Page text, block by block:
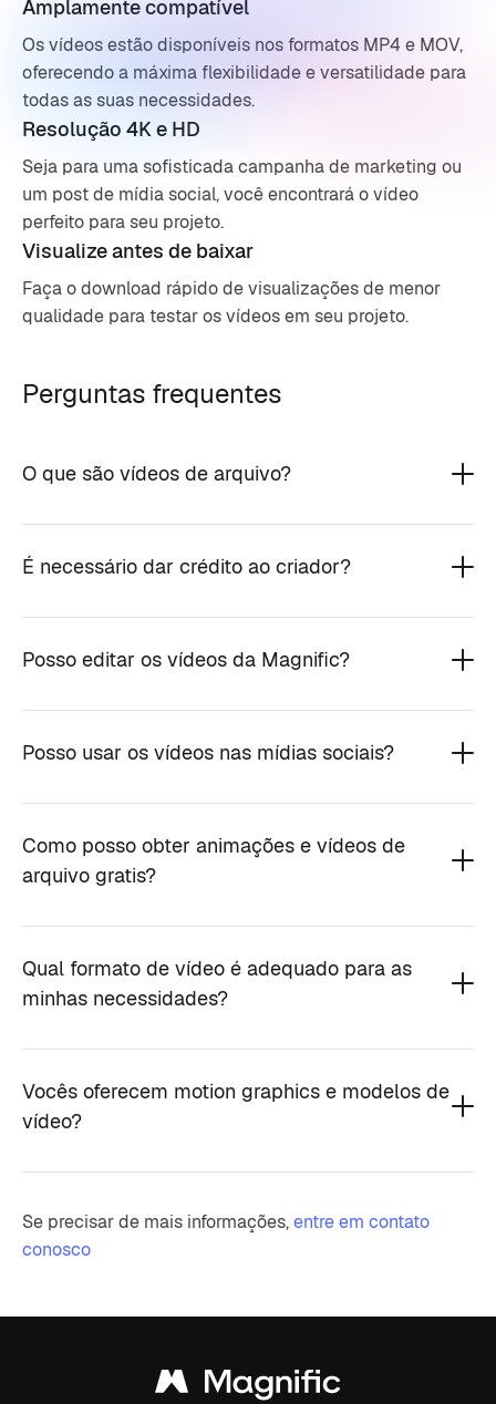
Amplamente compatível
Os vídeos estão disponíveis nos formatos MP4 e MOV,
oferecendo a máxima flexibilidade e versatilidade para
todas as suas necessidades.
Resolução 4K e HD
Seja para uma sofisticada campanha de marketing ou
um post de mídia social, você encontrará o vídeo
perfeito para seu projeto.
Visualize antes de baixar
Faça o download rápido de visualizações de menor
qualidade para testar os vídeos em seu projeto.
Perguntas frequentes
O que são vídeos de arquivo?
É necessário dar crédito ao criador?
Posso editar os vídeos da Magnific?
Posso usar os vídeos nas mídias sociais?
Como posso obter animações e vídeos de
arquivo gratis?
Qual formato de vídeo é adequado para as
minhas necessidades?
Vocês oferecem motion graphics e modelos de
vídeo?
Se precisar de mais informações,entre em contato
conosco